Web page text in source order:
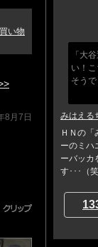
買い物
8月7日
「大
い！
そう
みはえる
ＨＮの
ーのミハ
ーバッカ
す･･･（